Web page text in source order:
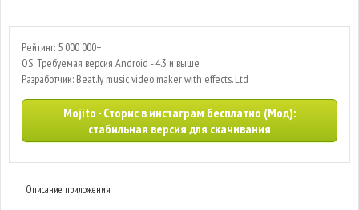
Рейтинг: 5 000 000+
OS: Требуемая версия Android - 4.3 и выше
Разработчик: Beat.ly music video maker with effects. Ltd
Mojito - Сторис в инстаграм бесплатно (Мод):
стабильная версия для скачивания
Описание приложения